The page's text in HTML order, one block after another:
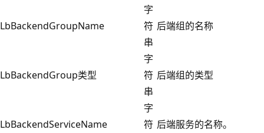
LbBackendGroupName
字
符
串
后端组的名称
LbBackendGroup类型
字
符
串
后端组的类型
LbBackendServiceName
字
符 后端服务的名称。